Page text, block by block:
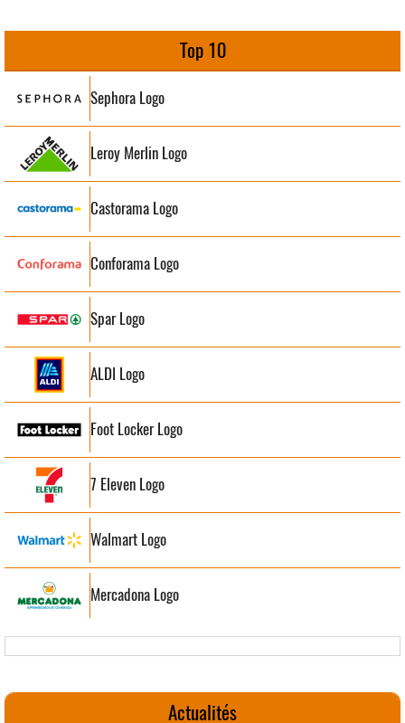
Top 10
Sephora Logo
Leroy Merlin Logo
Castorama Logo
Conforama Logo
Spar Logo
ALDI Logo
Foot Locker Logo
7 Eleven Logo
Walmart Logo
Mercadona Logo
Actualités